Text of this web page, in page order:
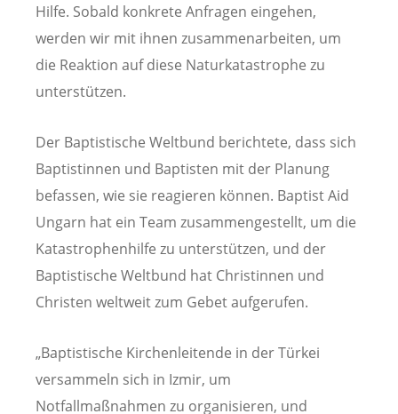
Hilfe. Sobald konkrete Anfragen eingehen,
werden wir mit ihnen zusammenarbeiten, um
die Reaktion auf diese Naturkatastrophe zu
unterstützen.
Der Baptistische Weltbund berichtete, dass sich
Baptistinnen und Baptisten mit der Planung
befassen, wie sie reagieren können. Baptist Aid
Ungarn hat ein Team zusammengestellt, um die
Katastrophenhilfe zu unterstützen, und der
Baptistische Weltbund hat Christinnen und
Christen weltweit zum Gebet aufgerufen.
„Baptistische Kirchenleitende in der Türkei
versammeln sich in Izmir, um
Notfallmaßnahmen zu organisieren, und